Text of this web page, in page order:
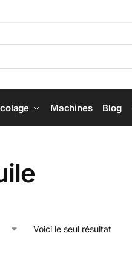
Machines Blog
Voici le seul résultat